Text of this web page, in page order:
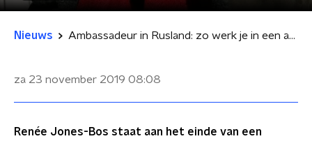
Nieuws Ambassadeur in Rusland: zo werk je in een autoritaire staat
za 23 november 2019 08:08
Renée Jones-Bos staat aan het einde van een